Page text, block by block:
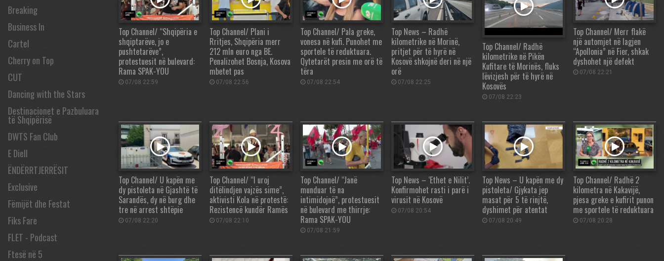
Breaking
Business In
Cartel
Cherry on Top
CUT
Dancing with the Stars
Destinacionet e Pazbuluara
të Shqipërisë
DWTS Fan Club
E Diell
ËNDËRRTJERRËSIT
Exclusive
Fëmijët dhe Festat
Fiks Fare
FLET - Podcast
Ftesë në 5
Top Channel/ “Shqipëria e
shqiptarëve, jo e
pushtetarëve”,
protestuesit në bulevard:
Rama SPAK-YOU
07/08 22:59
Top Channel/ Plani i
Rritjes, Shqipëria merr
212 mln euro nga BE.
Penalizohet Bosnja, Kosova
mbetet pas
07/08 22:56
Top Channel/ Pala greke,
vonesa në kufi. Punohet me
sportele të reduktuara.
Qytetarët presin me orë të
tëra
07/08 22:54
Top News – Radhë
kilometrike në Morinë,
pritjet për të hyrë në
Kosovë shkojnë deri në një
orë
07/08 22:25
Top Channel/ Radhë
kilometrike në Pikën
Kufitare të Morinës, fluks
lëvizjesh për të hyrë në
Kosovës
07/08 22:23
Top Channel/ Merr flakë
një automjet në lagjen
“Apollonia” në Fier, shkak
dyshohet një defekt
07/08 22:21
Top Channel/ U kapën me
dy pistoleta në Gjashtë të
Sarandës, dy në burg dhe
tre në arrest shtëpie
07/08 22:20
Top Channel/ “I uroj
ditëlindjen vajzës sime”,
aktivisti Kola në protestë:
Rezistencë kundër Ramës
07/08 22:10
Top Channel/ “Janë
munduar të na
intimidojnë”, protestuesit
në bulevard me thirrje:
Rama SPAK-YOU
07/08 21:59
Top News – ‘Ethet e Nilit’.
Konfirmohet rasti i parë i
virusit në Kosovë
07/08 20:54
Top News – U kapën me dy
pistoleta/ Gjykata jep
masat për 5 të rinjtë,
dyshimet për atentat
07/08 20:49
Top Channel/ Radhë 2
kilometra në Kakavijë,
pjesa greke e kufirit punon
me sportele të reduktuara
07/08 20:28